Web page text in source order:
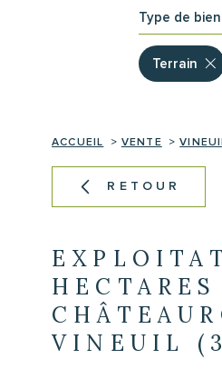
DE
Type de bien
Terrain
ACCUEIL VENTE
RETOUR
VINEUIL